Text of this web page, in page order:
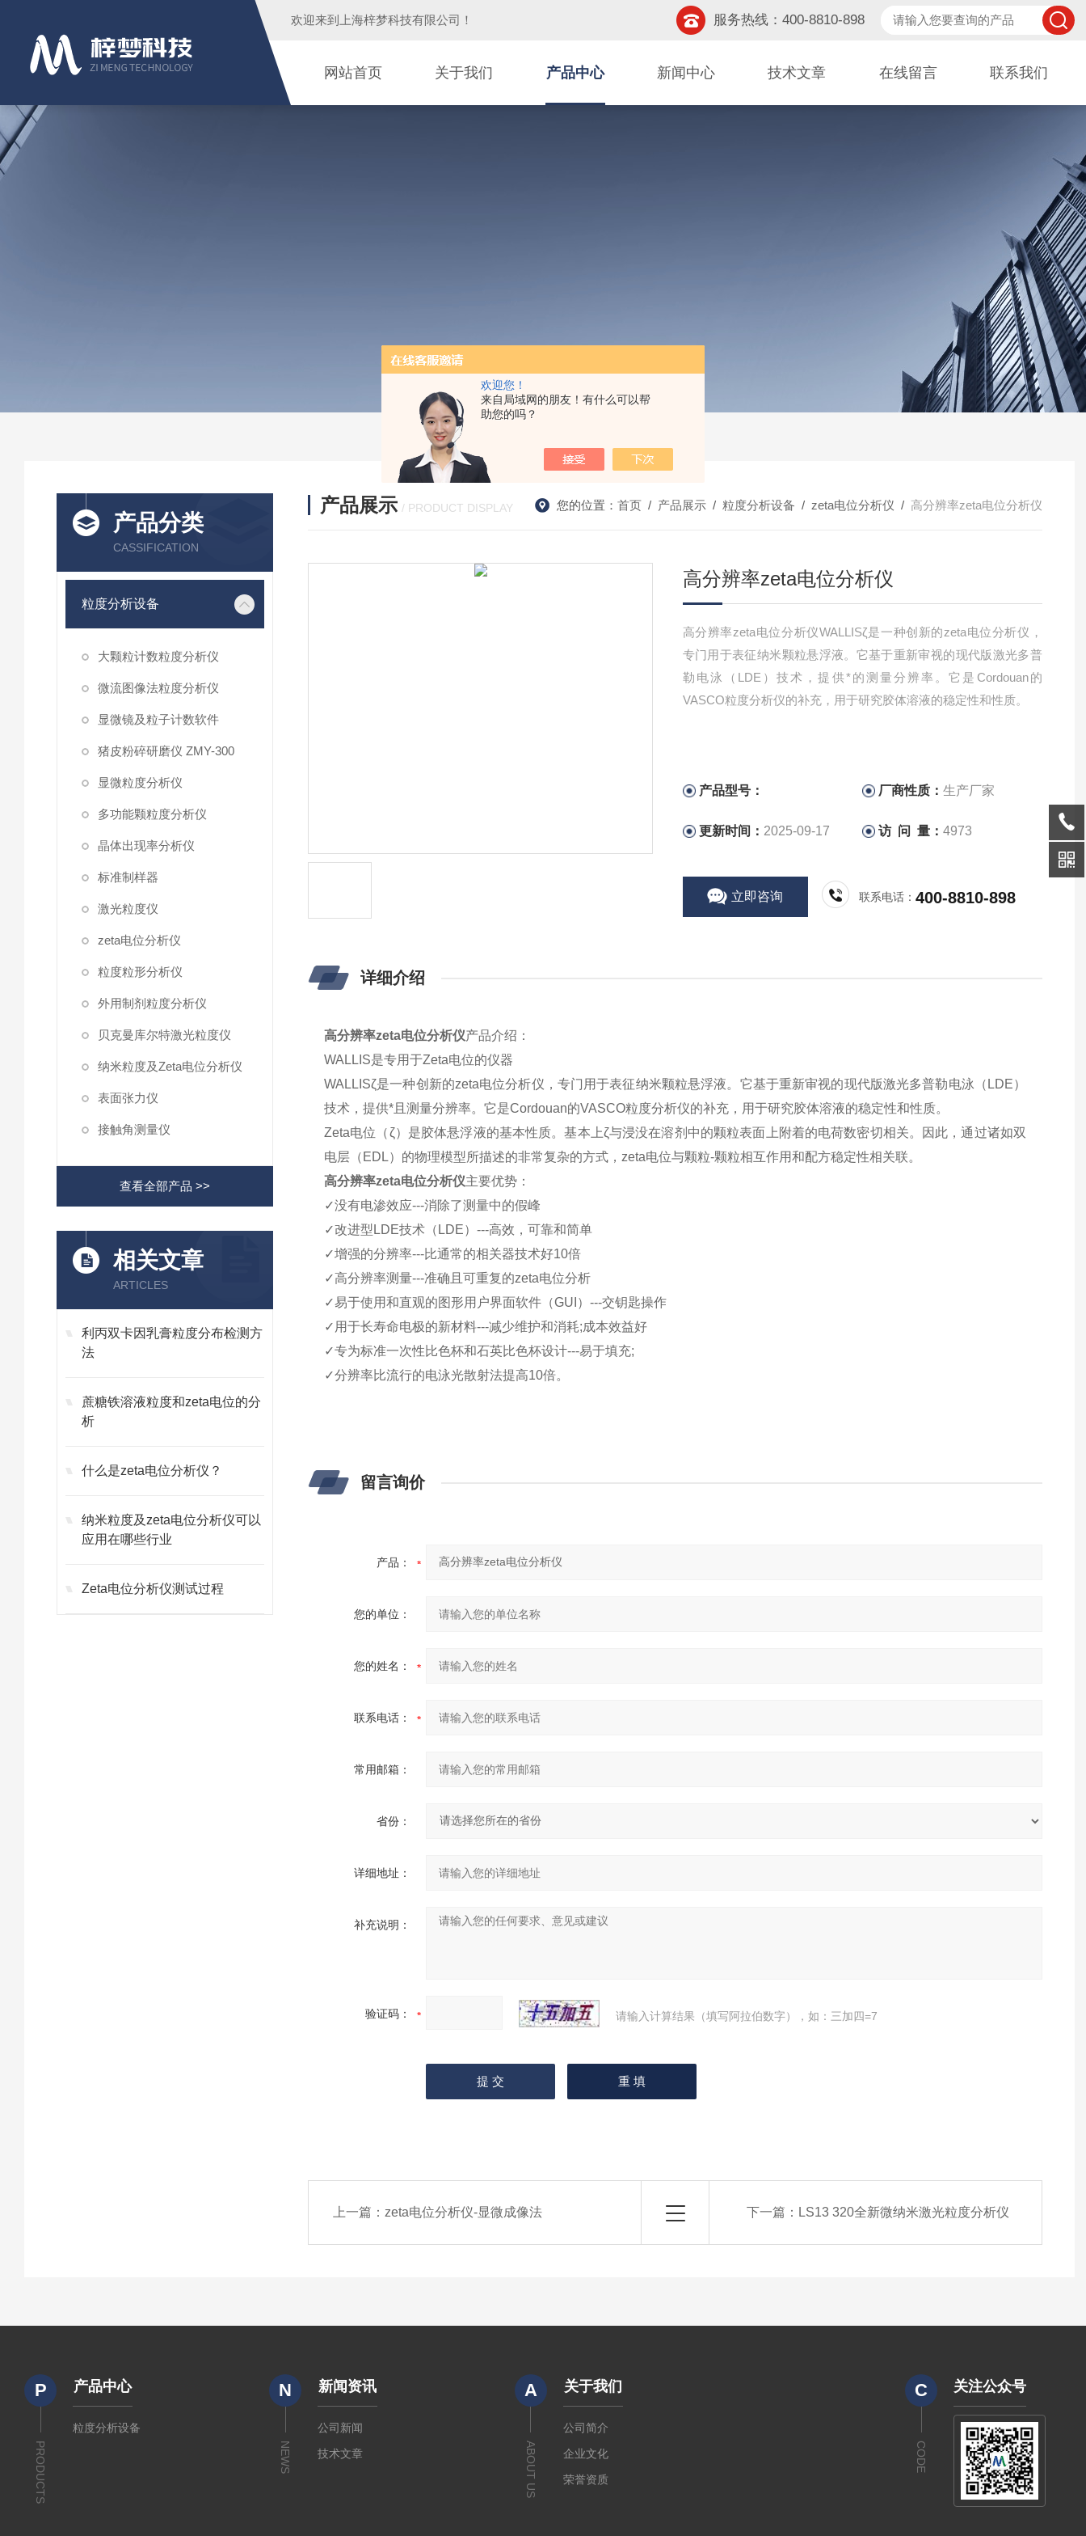
欢迎您！
来自局域网的朋友！有什么可以帮
助您的吗？
欢迎来到 上海梓梦科技有限公司 ！ 服务热线：400-8810-898
网站首页 关于我们 产品中心 新闻中心 技术文章 在线留言 联系我们
产品分类
CASSIFICATION
粒度分析设备
大颗粒计数粒度分析仪
微流图像法粒度分析仪
显微镜及粒子计数软件
猪皮粉碎研磨仪 ZMY-300
显微粒度分析仪
多功能颗粒度分析仪
晶体出现率分析仪
标准制样器
激光粒度仪
zeta电位分析仪
粒度粒形分析仪
外用制剂粒度分析仪
贝克曼库尔特激光粒度仪
纳米粒度及Zeta电位分析仪
表面张力仪
接触角测量仪
查看全部产品 >>
相关文章
ARTICLES
利丙双卡因乳膏粒度分布检测方
法
蔗糖铁溶液粒度和zeta电位的分
析
什么是zeta电位分析仪？
纳米粒度及zeta电位分析仪可以
应用在哪些行业
Zeta电位分析仪测试过程
产品展示 / PRODUCT DISPLAY 您的位置： 首页 / 产品展示 / 粒度分析设备 / zeta电位分析仪 / 高分辨率zeta电位分析仪
高分辨率zeta电位分析仪
高分辨率zeta电位分析仪WALLISζ是一种创新的zeta电位分析仪，
专门用于表征纳米颗粒悬浮液。它基于重新审视的现代版激光多普
勒电泳（LDE）技术，提供*的测量分辨率。它是Cordouan的
VASCO粒度分析仪的补充，用于研究胶体溶液的稳定性和性质。
产品型号： 厂商性质：生产厂家
更新时间： 2025-09-17 访 问 量：4973
立即咨询 联系电话：400-8810-898
详细介绍
高分辨率zeta电位分析仪产品介绍：
WALLIS是专用于Zeta电位的仪器
WALLISζ是一种创新的zeta电位分析仪，专门用于表征纳米颗粒悬浮液。它基于重新审视的现代版激光多普勒电泳（LDE）
技术，提供*且测量分辨率。它是Cordouan的VASCO粒度分析仪的补充，用于研究胶体溶液的稳定性和性质。
Zeta电位（ζ）是胶体悬浮液的基本性质。基本上ζ与浸没在溶剂中的颗粒表面上附着的电荷数密切相关。因此，通过诸如双
电层（EDL）的物理模型所描述的非常复杂的方式，zeta电位与颗粒-颗粒相互作用和配方稳定性相关联。
高分辨率zeta电位分析仪主要优势：
✓没有电渗效应---消除了测量中的假峰
✓改进型LDE技术（LDE）---高效，可靠和简单
✓增强的分辨率---比通常的相关器技术好10倍
✓高分辨率测量---准确且可重复的zeta电位分析
✓易于使用和直观的图形用户界面软件（GUI）---交钥匙操作
✓用于长寿命电极的新材料---减少维护和消耗;成本效益好
✓专为标准一次性比色杯和石英比色杯设计---易于填充;
✓分辨率比流行的电泳光散射法提高10倍。
留言询价
产品：
您的单位：
您的姓名：
联系电话：
常用邮箱：
省份：
详细地址：
补充说明：
验证码： 请输入计算结果（填写阿拉伯数字），如：三加四=7
上一篇： zeta电位分析仪-显微成像法 下一篇： LS13 320全新微纳米激光粒度分析仪
P
PRODUCTS
产品中心
粒度分析设备
N
NEWS
新闻资讯
公司新闻
技术文章
A
ABOUT US
关于我们
公司简介
企业文化
荣誉资质
C
CODE
关注公众号